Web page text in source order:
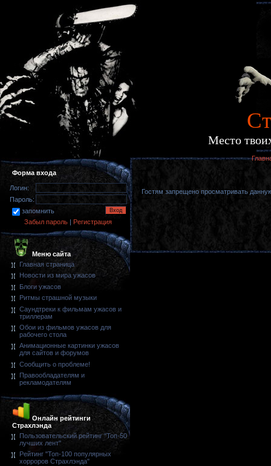
Место
Форма входа
Логин:
Пароль:
запомнить
Забыл пароль | Регистрация
Меню сайта
Главная страница
Новости из мира ужасов
Блоги ужасов
Ритмы страшной музыки
Саундтреки к фильмам ужасов и
триллерам
Обои из фильмов ужасов для
рабочего стола
Анимационные картинки ужасов
для сайтов и форумов
Сообщить о проблеме!
Правообладателям и
рекламодателям
Онлайн рейтинги
Страхлэнда
Пользовательский рейтинг "Топ-50
лучших лент"
Рейтинг "Топ-100 популярных
хорроров Страхлэнда"
Гостям запрещено просматривать